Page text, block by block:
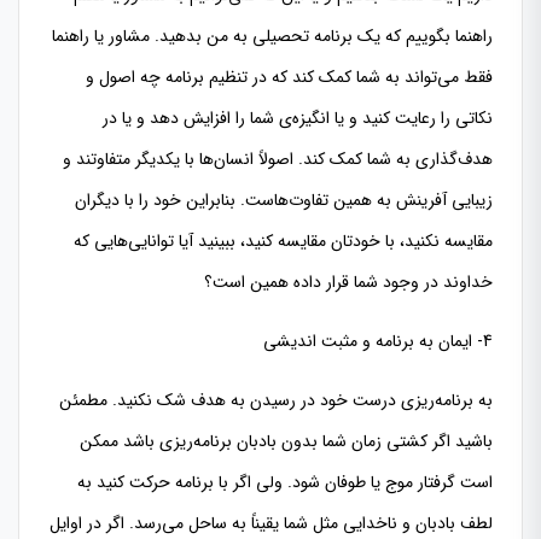
راهنما بگوییم که یک برنامه تحصیلی به من بدهید. مشاور یا راهنما
فقط می‌تواند به شما کمک کند که در تنظیم برنامه چه اصول و
نکاتی را رعایت کنید و یا انگیزه‌ی شما را افزایش دهد و یا در
هدف‌گذاری به شما کمک کند. اصولاً انسان‌ها با یکدیگر متفاوتند و
زیبایی آفرینش به همین تفاوت‌هاست. بنابراین خود را با دیگران
مقایسه نکنید، با خودتان مقایسه کنید، ببینید آیا توانایی‌هایی که
خداوند در وجود شما قرار داده همین است؟
4- ایمان به برنامه و مثبت اندیشی
به برنامه‌ریزی درست خود در رسیدن به هدف شک نکنید. مطمئن
باشید اگر کشتی زمان شما بدون بادبان برنامه‌ریزی باشد ممکن
است گرفتار موج یا طوفان شود. ولی اگر با برنامه حرکت کنید به
لطف بادبان و ناخدایی مثل شما يقيناً به ساحل می‌رسد. اگر در اوایل